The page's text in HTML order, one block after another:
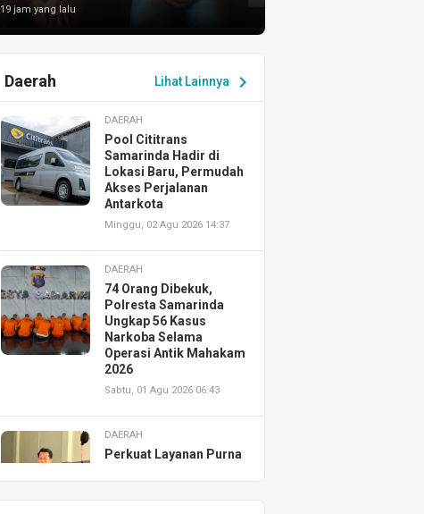
19 jam yang lalu
Lihat Lainnya chevron_right
Daerah
DAERAH
Pool Cititrans
Samarinda Hadir di
Lokasi Baru, Permudah
Akses Perjalanan
Antarkota
Minggu, 02 Agu 2026 14:37
DAERAH
74 Orang Dibekuk,
Polresta Samarinda
Ungkap 56 Kasus
Narkoba Selama
Operasi Antik Mahakam
2026
Sabtu, 01 Agu 2026 06:43
DAERAH
Perkuat Layanan Purna
Resmikan AHASS